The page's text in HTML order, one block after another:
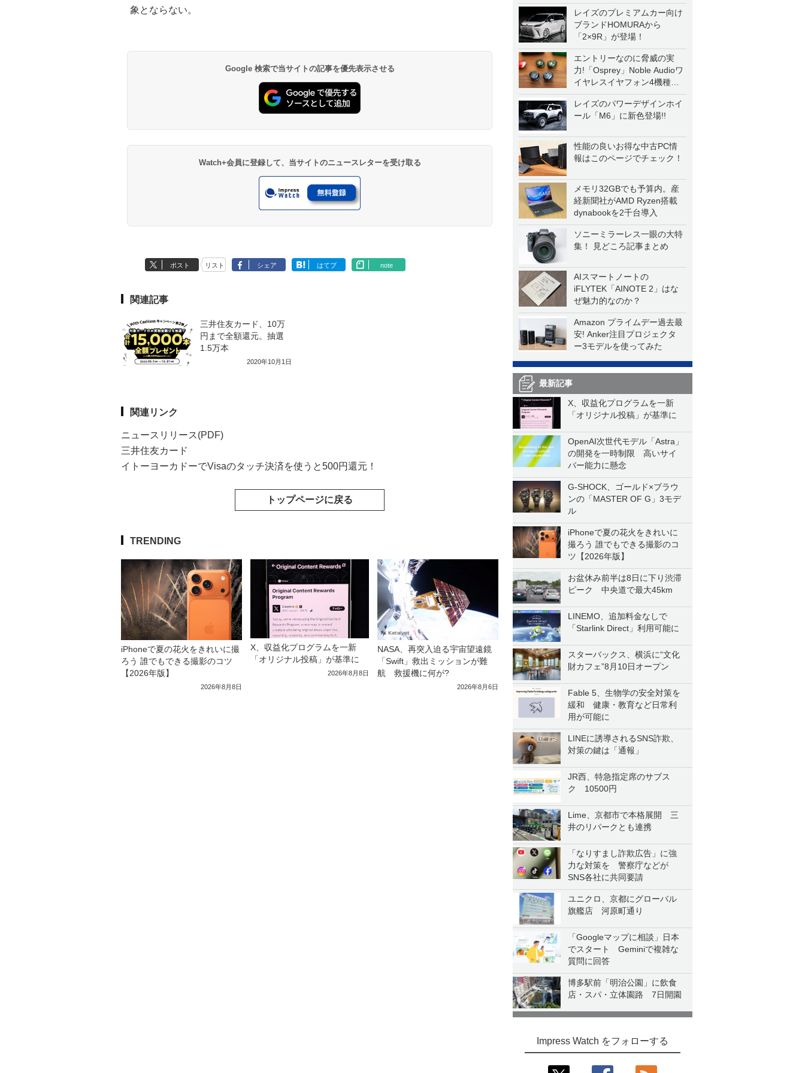
レイズのプレミアムカー向け
ブランドHOMURAから
「2×9R」が登場！
エントリーなのに脅威の実
力!「Osprey」Noble Audioワ
イヤレスイヤフォン4機種を
一気に聴く
レイズのパワーデザインホイ
ール「M6」に新色登場!!
性能の良いお得な中古PC情
報はこのページでチェック！
メモリ32GBでも予算内。産
経新聞社がAMD Ryzen搭載
dynabookを2千台導入
ソニーミラーレス一眼の大特
集！ 見どころ記事まとめ
AIスマートノートの
iFLYTEK「AINOTE 2」はな
ぜ魅力的なのか？
Amazon プライムデー過去最
安! Anker注目プロジェクタ
ー3モデルを使ってみた
最新記事
X、収益化プログラムを一新
「オリジナル投稿」が基準に
OpenAI次世代モデル「Astra」
の開発を一時制限 高いサイ
バー能力に懸念
G-SHOCK、ゴールド×ブラウ
ンの「MASTER OF G」3モデ
ル
iPhoneで夏の花火をきれいに
撮ろう 誰でもできる撮影のコ
ツ【2026年版】
お盆休み前半は8日に下り渋滞
ピーク 中央道で最大45km
LINEMO、追加料金なしで
「Starlink Direct」利用可能に
スターバックス、横浜に“文化
財カフェ”8月10日オープン
Fable 5、生物学の安全対策を
緩和 健康・教育など日常利
用が可能に
LINEに誘導されるSNS詐欺、
対策の鍵は「通報」
JR西、特急指定席のサブス
ク 10500円
Lime、京都市で本格展開 三
井のリパークとも連携
「なりすまし詐欺広告」に強
力な対策を 警察庁などが
SNS各社に共同要請
ユニクロ、京都にグローバル
旗艦店 河原町通り
「Googleマップに相談」日本
でスタート Geminiで複雑な
質問に回答
博多駅前「明治公園」に飲食
店・スパ・立体園路 7日開園
Impress Watch をフォローする
象とならない。
Google 検索で当サイトの記事を優先表示させる
Watch+会員に登録して、当サイトのニュースレターを受け取る
ポスト リスト シェア はてブ note
関連記事
三井住友カード、10万
円まで全額還元。抽選
1.5万本
2020年10月1日
関連リンク
ニュースリリース(PDF)
三井住友カード
イトーヨーカドーでVisaのタッチ決済を使うと500円還元！
トップページに戻る
TRENDING
iPhoneで夏の花火をきれいに撮
ろう 誰でもできる撮影のコツ
【2026年版】
2026年8月8日
X、収益化プログラムを一新
「オリジナル投稿」が基準に
2026年8月8日
NASA、再突入迫る宇宙望遠鏡
「Swift」救出ミッションが難
航 救援機に何が?
2026年8月6日